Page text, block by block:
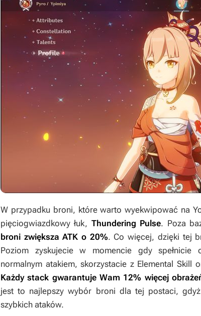
W przypadku broni, które warto wyekwipować na
pięciogwiazdkowy łuk, Thundering Pulse. Poza
broni zwiększa ATK o 20%. Co więcej, dzięki tej
Poziom zyskujecie w momencie gdy spełnicie
normalnym atakiem, skorzystacie z Elemental Skill
Każdy stack gwarantuje Wam 12% więcej
jest to najlepszy wybór broni dla tej postaci,
szybkich ataków.